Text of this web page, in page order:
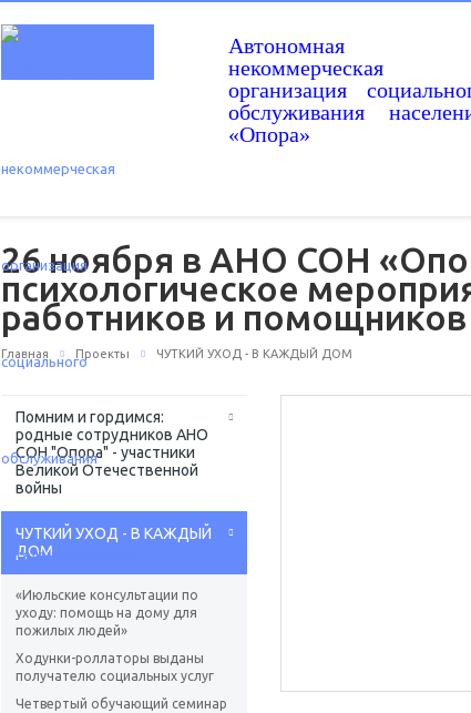
Автономная
некоммерческая
организация
обслуживания
«Опора»
26 ноября в АНО СОН
психологическое
работников и
Главная Проекты ЧУТКИЙ УХОД - В КАЖДЫЙ ДОМ
Помним и гордимся:
родные сотрудников АНО
СОН "Опора" - участники
Великой Отечественной
войны
ЧУТКИЙ УХОД - В КАЖДЫЙ
ДОМ
«Июльские консультации по
уходу: помощь на дому для
пожилых людей»
Ходунки-роллаторы выданы
получателю социальных услуг
Четвертый обучающий семинар